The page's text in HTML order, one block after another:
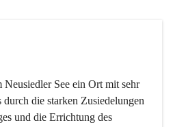
See ein Ort mit sehr
die starken Zusiedelungen
und die Errichtung des